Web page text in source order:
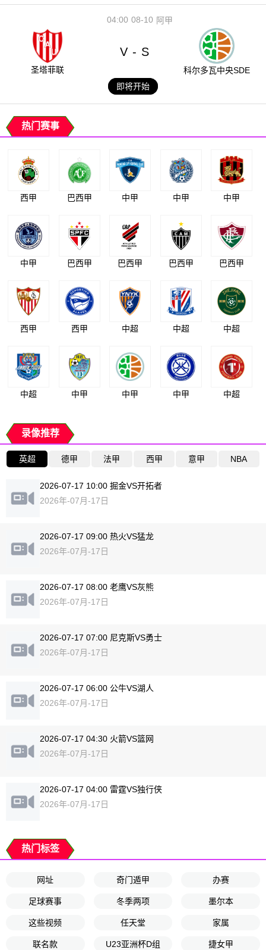
08-10
04:00 阿甲
圣塔菲联
V - S
科尔多瓦中央SDE
即将开始
热门赛事
西甲 巴西甲 中甲 中甲 中甲
中甲 巴西甲 巴西甲 巴西甲 巴西甲
西甲 西甲 中超 中超 中超
中超 中甲 中甲 中甲 中超
录像推荐
英超 德甲 法甲 西甲 意甲 NBA
2026-07-17 10:00 掘金VS开拓者
2026年-07月-17日
2026-07-17 09:00 热火VS猛龙
2026年-07月-17日
2026-07-17 08:00 老鹰VS灰熊
2026年-07月-17日
2026-07-17 07:00 尼克斯VS勇士
2026年-07月-17日
2026-07-17 06:00 公牛VS湖人
2026年-07月-17日
2026-07-17 04:30 火箭VS篮网
2026年-07月-17日
2026-07-17 04:00 雷霆VS独行侠
2026年-07月-17日
热门标签
网址 奇门遁甲 办赛
足球赛事 冬季两项 墨尔本
这些视频 任天堂 家属
联名款 U23亚洲杯D组 捷女甲